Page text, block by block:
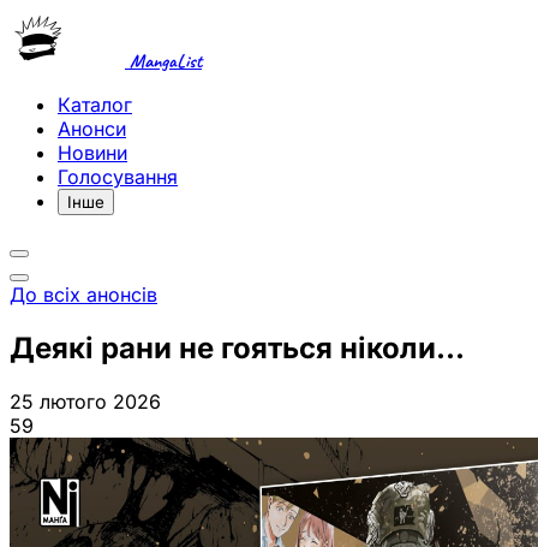
MangaList
Каталог
Анонси
Новини
Голосування
Інше
До всіх анонсів
Деякі рани не гояться ніколи...
25 лютого 2026
59